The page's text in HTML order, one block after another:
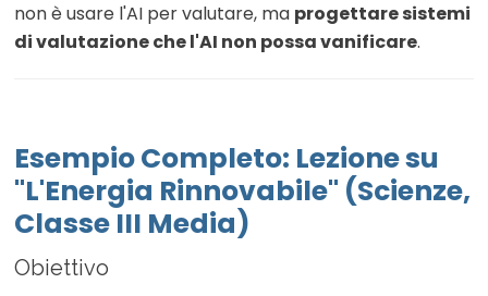
non è usare l'AI per valutare, ma progettare sistemi
di valutazione che l'AI non possa vanificare.
Esempio Completo: Lezione su
"L'Energia Rinnovabile" (Scienze,
Classe III Media)
Obiettivo